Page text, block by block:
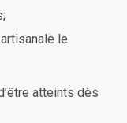
le
atteints dès